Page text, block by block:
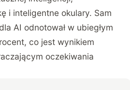
i inteligentne okulary. Sam
AI odnotował w ubiegłym
co jest wynikiem
oczekiwania